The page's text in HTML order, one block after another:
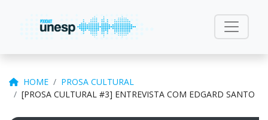
HOME
PROSA CULTURAL
[PROSA CULTURAL #3] ENTREVISTA COM EDGARD SANTO